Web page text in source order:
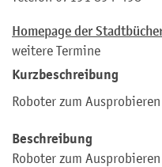
Homepage der
weitere Termine
Kurzbeschreibung
Roboter zum
Beschreibung
Roboter zum